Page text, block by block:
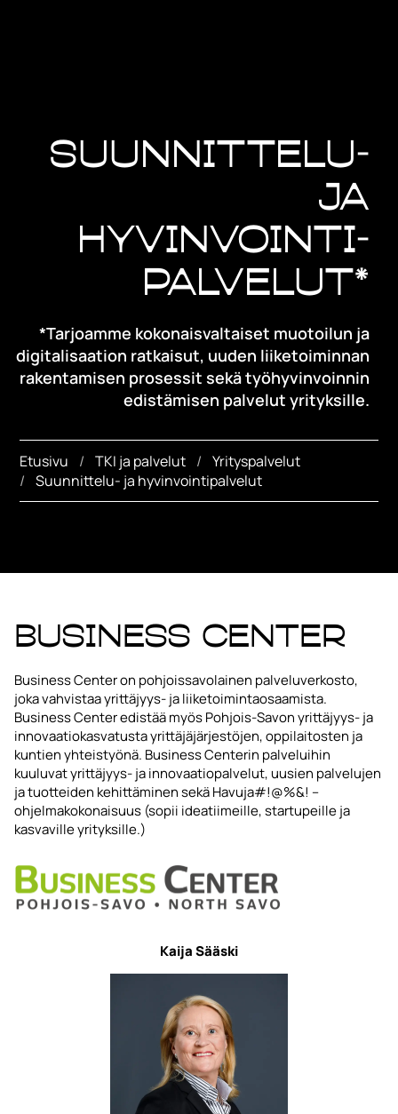
Suunnittelu-
ja
hyvinvointi-
palvelut*
*Tarjoamme kokonaisvaltaiset muotoilun ja
digitalisaation ratkaisut, uuden liiketoiminnan
rakentamisen prosessit sekä työhyvinvoinnin
edistämisen palvelut yrityksille.
Etusivu TKI ja palvelut
Yrityspalvelut
Suunnittelu- ja hyvinvointipalvelut
Business Center
Business Center on pohjoissavolainen palveluverkosto,
joka vahvistaa yrittäjyys- ja liiketoimintaosaamista.
Business Center edistää myös Pohjois-Savon yrittäjyys- ja
innovaatiokasvatusta yrittäjäjärjestöjen, oppilaitosten ja
kuntien yhteistyönä. Business Centerin palveluihin
kuuluvat yrittäjyys- ja innovaatiopalvelut, uusien palvelujen
ja tuotteiden kehittäminen sekä Havuja#!@%&! –
ohjelmakokonaisuus (sopii ideatiimeille, startupeille ja
kasvaville yrityksille.)
Kaija Sääski